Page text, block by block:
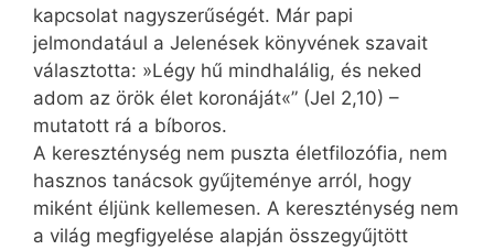
kapcsolat nagyszerűségét. Már papi
jelmondatául a Jelenések könyvének szavait
választotta: »Légy hű mindhalálig, és neked
adom az örök élet koronáját«” (Jel 2,10) –
mutatott rá a bíboros.
A kereszténység nem puszta életfilozófia, nem
hasznos tanácsok gyűjteménye arról, hogy
miként éljünk kellemesen. A kereszténység nem
a világ megfigyelése alapján összegyűjtött